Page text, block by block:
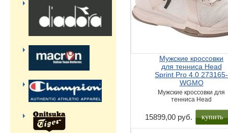
Мужские кроссовки
для тенниса Head
Sprint Pro 4.0 273165-
WGMO
Мужские кроссовки для
тенниса Head
15899,00 руб. купить